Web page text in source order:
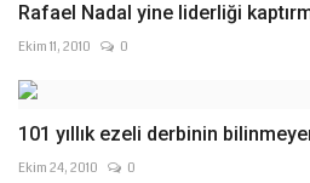
Rafael Nadal yine liderliği
Ekim 11, 2010 0
101 yıllık ezeli derbinin
Ekim 24, 2010 0